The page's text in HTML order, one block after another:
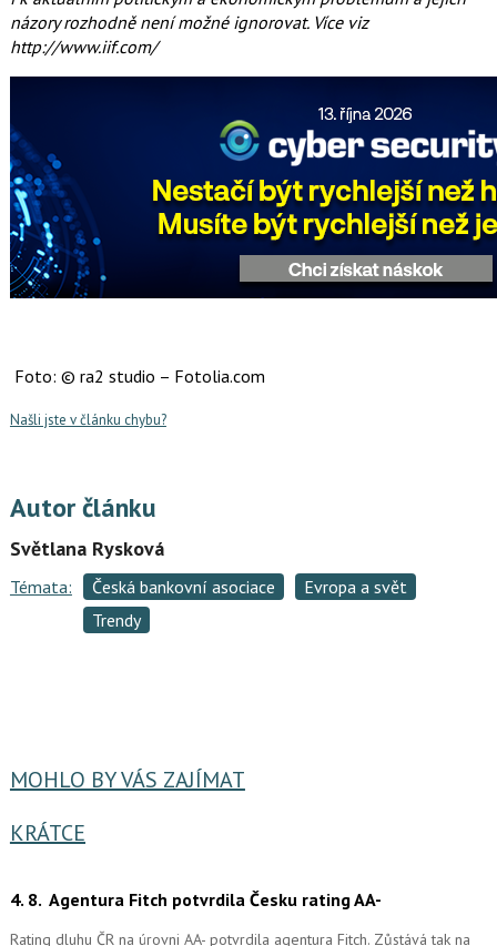
názory rozhodně není možné ignorovat. Více viz
http://www.iif.com/
Foto: © ra2 studio – Fotolia.com
Našli jste v článku chybu?
Autor článku
Světlana Rysková
Témata: Česká bankovní asociace
Evropa a svět
Trendy
MOHLO BY VÁS ZAJÍMAT
KRÁTCE
4. 8. Agentura Fitch potvrdila Česku rating AA-
Rating dluhu ČR na úrovni AA- potvrdila agentura Fitch. Zůstává tak na